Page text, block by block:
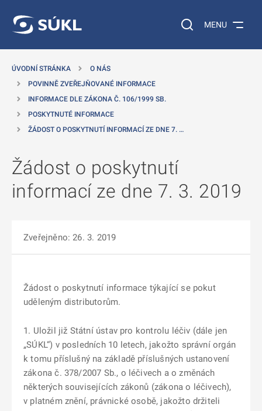
Vyhledávání na
MENU
ÚVODNÍ STRÁNKA
O NÁS
POVINNĚ ZVEŘEJŇOVANÉ INFORMACE
INFORMACE DLE ZÁKONA Č. 106/1999 SB.
POSKYTNUTÉ INFORMACE
ŽÁDOST O POSKYTNUTÍ INFORMACÍ ZE DNE 7. …
Žádost o poskytnutí
informací ze dne 7. 3. 2019
Zveřejněno: 26. 3. 2019
Žádost o poskytnutí informace týkající se pokut
uděleným distributorům.
1. Uložil již Státní ústav pro kontrolu léčiv (dále jen
„SÚKL“) v posledních 10 letech, jakožto správní orgán
k tomu příslušný na základě příslušných ustanovení
zákona č. 378/2007 Sb., o léčivech a o změnách
některých souvisejících zákonů (zákona o léčivech),
v platném znění, právnické osobě, jakožto držiteli